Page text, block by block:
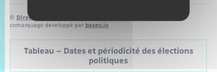
© Direction de l’information légale et administrative
comarquage developpé par baseo.io
Tableau – Dates et périodicité des élections
politiques